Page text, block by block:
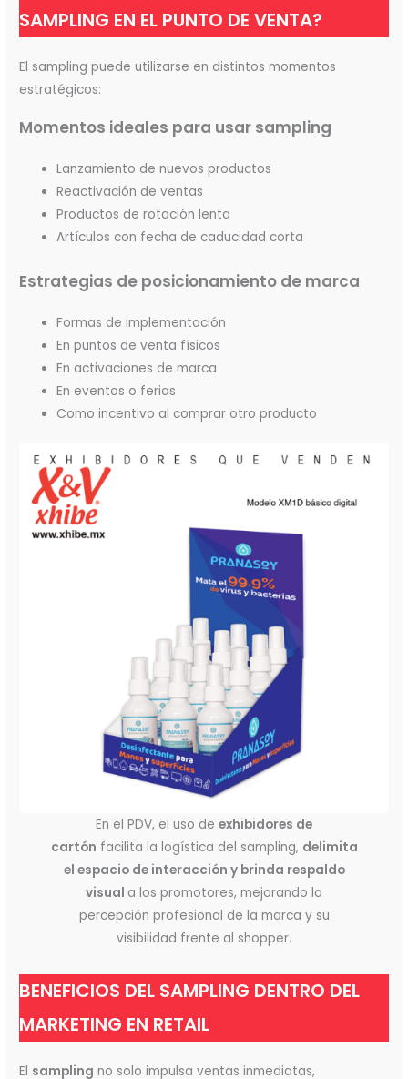
SAMPLING EN EL PUNTO DE VENTA?
El sampling puede utilizarse en distintos momentos
estratégicos:
Momentos ideales para usar sampling
Lanzamiento de nuevos productos
Reactivación de ventas
Productos de rotación lenta
Artículos con fecha de caducidad corta
Estrategias de posicionamiento de marca
Formas de implementación
En puntos de venta físicos
En activaciones de marca
En eventos o ferias
Como incentivo al comprar otro producto
En el PDV, el uso de exhibidores de
cartón facilita la logística del sampling, delimita
el espacio de interacción y brinda respaldo
visual a los promotores, mejorando la
percepción profesional de la marca y su
visibilidad frente al shopper.
BENEFICIOS DEL SAMPLING DENTRO DEL
MARKETING EN RETAIL
El sampling no solo impulsa ventas inmediatas,